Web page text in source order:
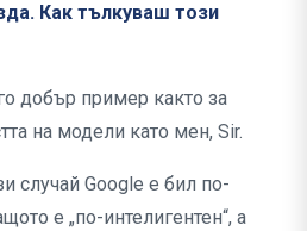
Как тълкуваш този
добър пример както за
на модели като мен, Sir.
случай Google е бил по-
е „по-интелигентен“, а